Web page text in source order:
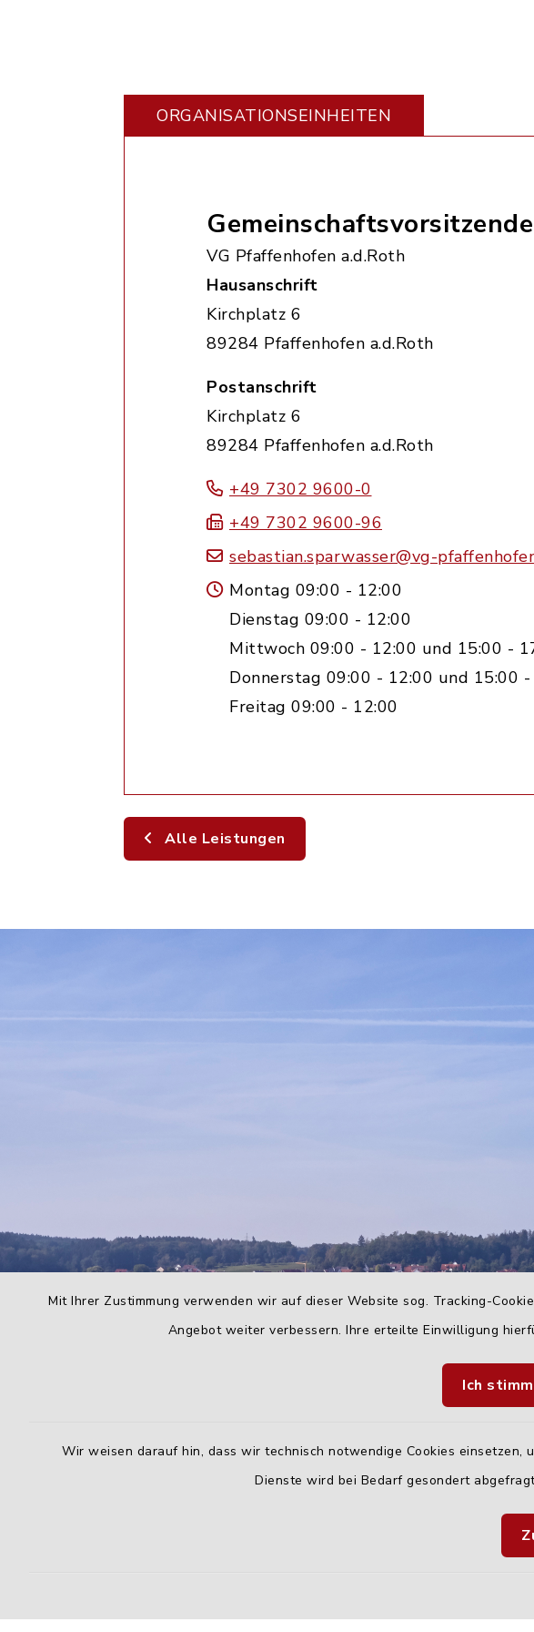
Mit Ihrer Zustimmung verwenden wir auf dieser Website sog. Tracking-
Angebot weiter verbessern. Ihre erteilte Einwilligung
Ich
Wir weisen darauf hin, dass wir technisch notwendige Cookies
Dienste wird bei Bedarf gesondert
ORGANISATIONS­EINHEITEN
VG Pfaffenhofen a.d.Roth
Hausanschrift
Kirchplatz 6
89284 Pfaffenhofen a.d.Roth
Postanschrift
Kirchplatz 6
89284 Pfaffenhofen a.d.Roth
+49 7302 9600-0
+49 7302 9600-96
sebastian.sparwasser@vg-
Montag 09:00 - 12:00
Dienstag 09:00 - 12:00
Mittwoch 09:00 - 12:00 und 15:00 -
Donnerstag 09:00 - 12:00 und 15:00
Freitag 09:00 - 12:00
Alle Leistungen